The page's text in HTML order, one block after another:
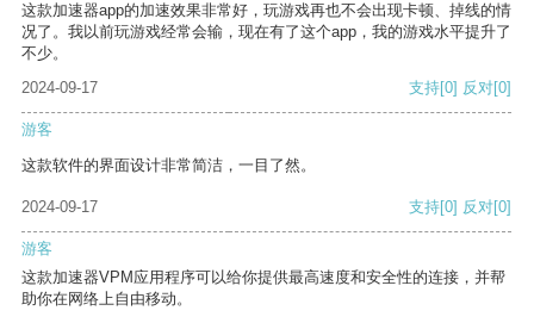
这款加速器app的加速效果非常好，玩游戏再也不会出现卡顿、掉线的情
况了。我以前玩游戏经常会输，现在有了这个app，我的游戏水平提升了
不少。
2024-09-17
支持[0] 反对[0]
游客
这款软件的界面设计非常简洁，一目了然。
2024-09-17 支持[0] 反对[0]
游客
这款加速器VPM应用程序可以给你提供最高速度和安全性的连接，并帮
助你在网络上自由移动。